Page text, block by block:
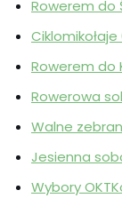
Rowerem do
Ciklomikołaje
Rowerem do
Rowerowa
Walne
Jesienna
Wybory